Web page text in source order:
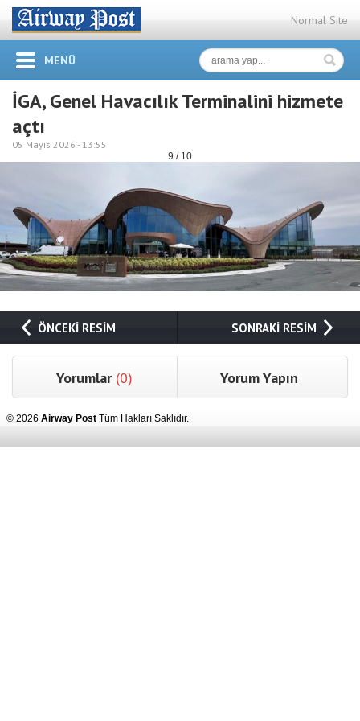
Normal Site
MENÜ
İGA, Genel Havacılık Terminalini hizmete
açtı
05 Mayıs 2026 - 13:55
9 / 10
ÖNCEKİ RESİM SONRAKİ RESİM
Yorumlar (0) Yorum Yapın
© 2026 Airway Post Tüm Hakları Saklıdır.